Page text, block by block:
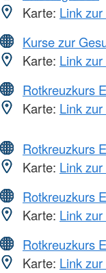
Karte: Link
Kurse zur
Karte: Link
Rotkreuzkurs
Karte: Link
Rotkreuzkurs
Karte: Link
Rotkreuzkurs
Karte: Link
Rotkreuzkurs
Karte: Link